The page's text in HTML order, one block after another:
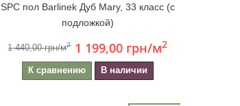
SPC пол Barlinek Дуб Mary, 33 класс (с
подложкой)
1 440,00 грн/м2 1 199,00 грн/м2
К сравнению В наличии